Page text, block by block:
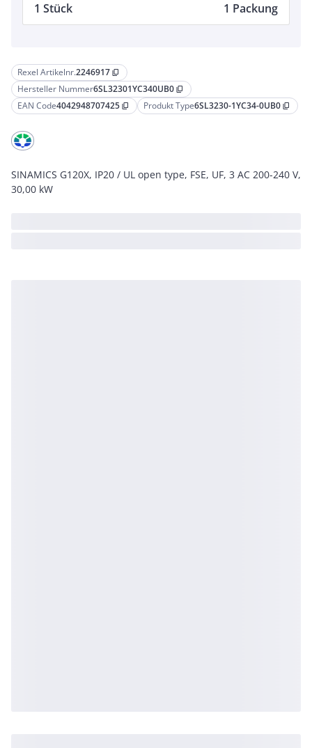
Rexel Artikelnr.2246917 content_copy
Hersteller Nummer6SL32301YC340UB0 content_copy
EAN Code4042948707425 content_copy Produkt Type6SL3230-1YC34-0UB0 content_copy
SINAMICS G120X, IP20 / UL open type, FSE, UF, 3 AC 200-240 V,
30,00 kW
1 Stück 1 Packung